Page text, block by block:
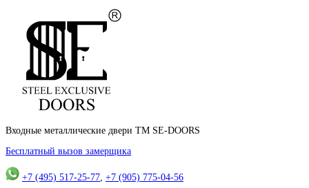
Входные металлические двери TM SE-DOORS
Бесплатный вызов замерщика
+7 (495) 517-25-77, +7 (905) 775-04-56